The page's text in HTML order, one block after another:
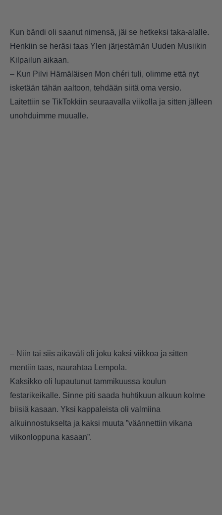
Kun bändi oli saanut nimensä, jäi se hetkeksi taka-alalle.
Henkiin se heräsi taas Ylen järjestämän Uuden Musiikin
Kilpailun aikaan.
– Kun Pilvi Hämäläisen Mon chéri tuli, olimme että nyt
isketään tähän aaltoon, tehdään siitä oma versio.
Laitettiin se TikTokkiin seuraavalla viikolla ja sitten jälleen
unohduimme muualle.
– Niin tai siis aikaväli oli joku kaksi viikkoa ja sitten
mentiin taas, naurahtaa Lempola.
Kaksikko oli lupautunut tammikuussa koulun
festarikeikalle. Sinne piti saada huhtikuun alkuun kolme
biisiä kasaan. Yksi kappaleista oli valmiina
alkuinnostukselta ja kaksi muuta ”väännettiin vikana
viikonloppuna kasaan”.